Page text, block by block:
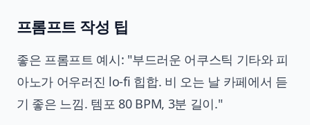
프롬프트 작성 팁
좋은 프롬프트 예시: "부드러운 어쿠스틱 기타와 피
아노가 어우러진 lo-fi 힙합. 비 오는 날 카페에서 듣
기 좋은 느낌. 템포 80 BPM, 3분 길이."